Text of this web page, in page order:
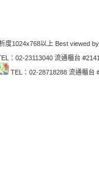
度1024x768以上 Best viewed
：02-23113040 流通櫃台
TEL：02-28718288 流通櫃台